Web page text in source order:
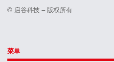
© 启谷科技 – 版权所有
菜单